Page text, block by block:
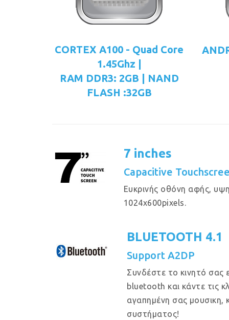
CORTEX A100 - Quad Core
1.45Ghz |
RAM DDR3: 2GB | NAND
FLASH :32GB
7 inches
Capacitive
Eυκρινής οθόνη αφής,
1024x600pixels.
BLUETOOTH 4.1
Support A2DP
Συνδέστε το κινητό σας
bluetooth και κάντε τις
αγαπημένη σας
συστήματος!